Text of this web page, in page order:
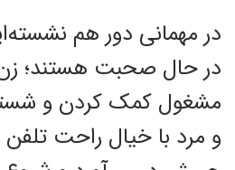
در مهمانی دور هم
در حال صحبت هستند؛ زن
مشغول کمک کردن و
و مرد با خیال راحت